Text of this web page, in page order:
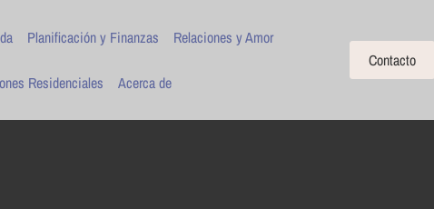
Planificación y Finanzas Relaciones y Amor
Residenciales Acerca de
Contacto